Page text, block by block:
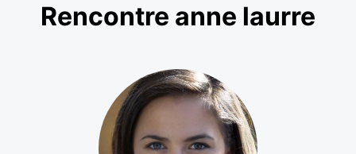
Rencontre anne laurre